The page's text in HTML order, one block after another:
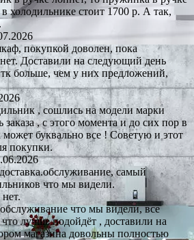
холодильнике стоит 1700 р. А так,
покупкой доволен, пока
Доставили на следующий день
больше, чем у них предложений,
, сошлись на модели марки
, с этого момента и до сих пор в
может буквально все ! Советую и этот
покупки.
самый
что мы видели.
что мы видели, все
лучше подойдёт , доставили на
магазина довольны полностью